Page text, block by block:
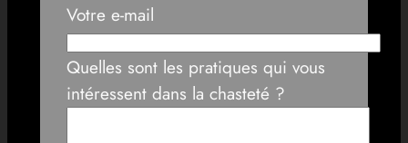
Votre e-mail
Quelles sont les pratiques qui vous
intéressent dans la chasteté ?